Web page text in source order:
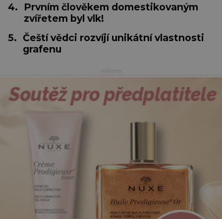
4.
Prvním člověkem domestikovaným
zvířetem byl vlk!
5. Čeští vědci rozvíjí unikátní vlastnosti
grafenu